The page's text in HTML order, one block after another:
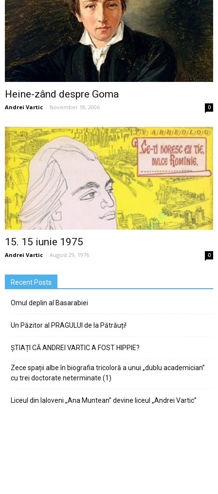
Heine-zând despre Goma
Andrei Vartic - November 18, 2006 0
15. 15 iunie 1975
Andrei Vartic - August 29, 1976 0
Recent Posts
Omul deplin al Basarabiei
Un Păzitor al PRAGULUI de la Pătrăuți!
ȘTIAȚI CĂ ANDREI VARTIC A FOST HIPPIE?
Zece spații albe în biografia tricoloră a unui „dublu academician”
cu trei doctorate neterminate (1)
Liceul din Ialoveni „Ana Muntean” devine liceul „Andrei Vartic”